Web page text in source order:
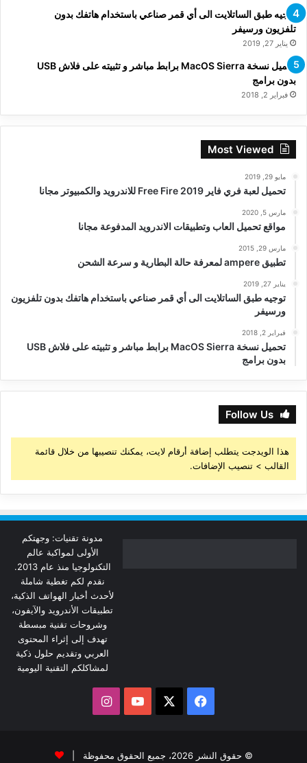
توجيه طبق الساتلايت الى أي قمر صناعي باستخدام هاتفك بدون
تلفزيون ورسيفر
يناير 27, 2019
تحميل نسخة MacOS Sierra برابط مباشر و تثبيته على فلاش USB
بدون برامج
فبراير 2, 2018
Most Viewed
مايو 29, 2019
تحميل لعبة فري فاير Free Fire 2019 للاندرويد والكمبيوتر مجانا
مارس 5, 2020
مواقع تحميل العاب وتطبيقات الاندرويد المدفوعة مجانا
مارس 29, 2015
تطبيق ampere لمعرفة حالة البطارية و سرعة الشحن
يناير 27, 2019
توجيه طبق الساتلايت الى أي قمر صناعي باستخدام هاتفك بدون تلفزيون
ورسيفر
فبراير 2, 2018
تحميل نسخة MacOS Sierra برابط مباشر و تثبيته على فلاش USB
بدون برامج
Follow Us
هذا الويدجت يتطلب إضافة أرقام لايت، يمكنك تنصيبها من خلال قائمة
القالب > تنصيب الإضافات.
مدونة تقنيات: وجهتكم
الأولى لمواكبة عالم
التكنولوجيا منذ عام 2013.
نقدم لكم تغطية شاملة
لأحدث أخبار الهواتف الذكية،
تطبيقات الأندرويد والآيفون،
وشروحات تقنية مبسطة
تهدف إلى إثراء المحتوى
العربي وتقديم حلول ذكية
لمشاكلكم التقنية اليومية
فيسبوك ‫YouTubeانستقرام
© حقوق النشر 2026، جميع الحقوق محفوظة |